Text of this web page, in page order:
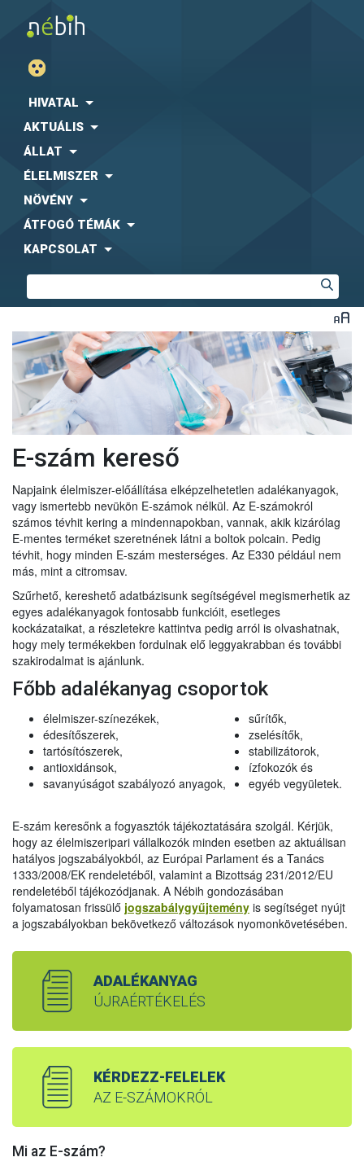
HIVATAL
AKTUÁLIS
ÁLLAT
ÉLELMISZER
NÖVÉNY
ÁTFOGÓ TÉMÁK
KAPCSOLAT
E-szám kereső
Napjaink élelmiszer-előállítása elképzelhetetlen adalékanyagok,
vagy ismertebb nevükön E-számok nélkül. Az E-számokról
számos tévhit kering a mindennapokban, vannak, akik kizárólag
E-mentes terméket szeretnének látni a boltok polcain. Pedig
tévhit, hogy minden E-szám mesterséges. Az E330 például nem
más, mint a citromsav.
Szűrhető, kereshető adatbázisunk segítségével megismerhetik az
egyes adalékanyagok fontosabb funkcióit, esetleges
kockázataikat, a részletekre kattintva pedig arról is olvashatnak,
hogy mely termékekben fordulnak elő leggyakrabban és további
szakirodalmat is ajánlunk.
Főbb adalékanyag csoportok
élelmiszer-színezékek,
édesítőszerek,
tartósítószerek,
antioxidánsok,
savanyúságot szabályozó anyagok,
sűrítők,
zselésítők,
stabilizátorok,
ízfokozók és
egyéb vegyületek.
E-szám keresőnk a fogyasztók tájékoztatására szolgál. Kérjük,
hogy az élelmiszeripari vállalkozók minden esetben az aktuálisan
hatályos jogszabályokból, az Európai Parlament és a Tanács
1333/2008/EK rendeletéből, valamint a Bizottság 231/2012/EU
rendeletéből tájékozódjanak. A Nébih gondozásában
folyamatosan frissülő jogszabálygyűjtemény is segítséget nyújt
a jogszabályokban bekövetkező változások nyomonkövetésében.
ADALÉKANYAG
ÚJRAÉRTÉKELÉS
KÉRDEZZ-FELELEK
AZ E-SZÁMOKRÓL
Mi az E-szám?